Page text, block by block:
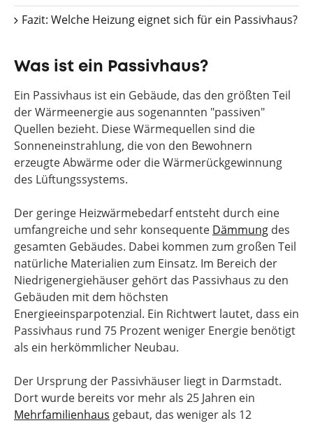
Fazit: Welche Heizung eignet sich für ein Passivhaus?
Was ist ein Passivhaus?
Ein Passivhaus ist ein Gebäude, das den größten Teil
der Wärmeenergie aus sogenannten "passiven"
Quellen bezieht. Diese Wärmequellen sind die
Sonneneinstrahlung, die von den Bewohnern
erzeugte Abwärme oder die Wärmerückgewinnung
des Lüftungssystems.
Der geringe Heizwärmebedarf entsteht durch eine
umfangreiche und sehr konsequente Dämmung des
gesamten Gebäudes. Dabei kommen zum großen Teil
natürliche Materialien zum Einsatz. Im Bereich der
Niedrigenergiehäuser gehört das Passivhaus zu den
Gebäuden mit dem höchsten
Energieeinsparpotenzial. Ein Richtwert lautet, dass ein
Passivhaus rund 75 Prozent weniger Energie benötigt
als ein herkömmlicher Neubau.
Der Ursprung der Passivhäuser liegt in Darmstadt.
Dort wurde bereits vor mehr als 25 Jahren ein
Mehrfamilienhaus gebaut, das weniger als 12